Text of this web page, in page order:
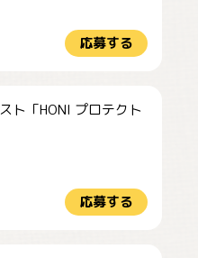
応募する
ト「HONI プロテクト
応募する